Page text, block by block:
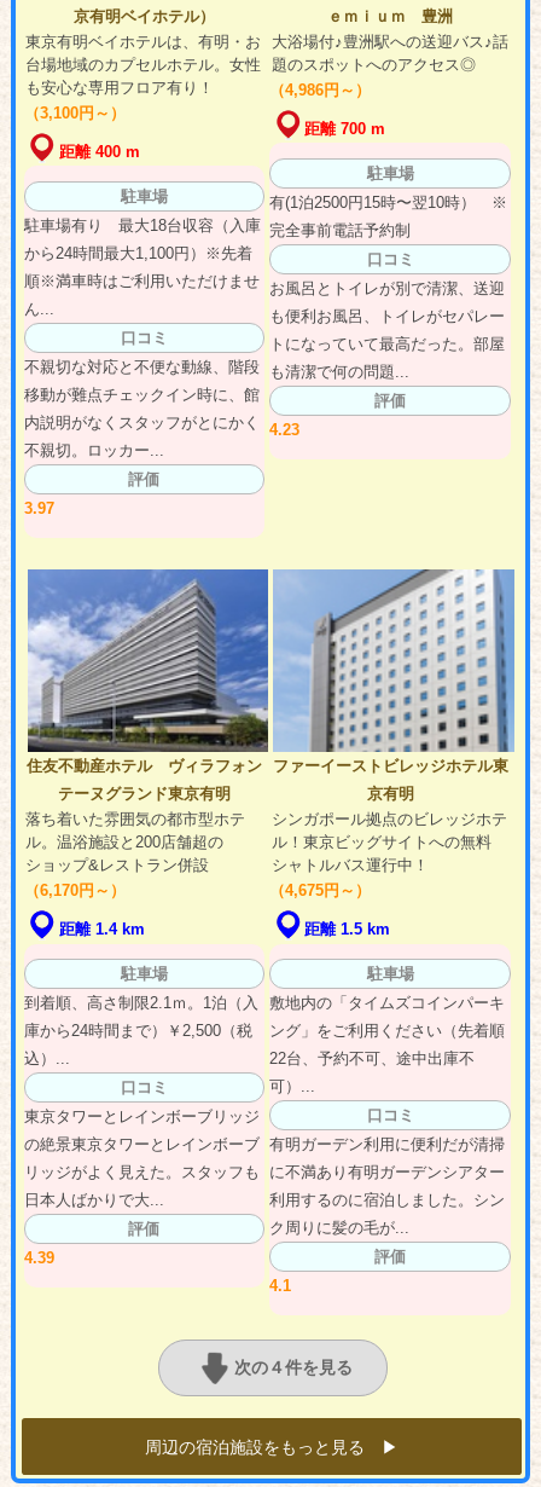
京有明ベイホテル）
東京有明ベイホテルは、有明・お
台場地域のカプセルホテル。女性
も安心な専用フロア有り！
（3,100円～）
距離 400 m
駐車場
駐車場有り 最大18台収容（入庫
から24時間最大1,100円）※先着
順※満車時はご利用いただけませ
ん...
口コミ
不親切な対応と不便な動線、階段
移動が難点チェックイン時に、館
内説明がなくスタッフがとにかく
不親切。ロッカー...
評価
3.97
ｅｍｉｕｍ 豊洲
大浴場付♪豊洲駅への送迎バス♪話
題のスポットへのアクセス◎
（4,986円～）
距離 700 m
駐車場
有(1泊2500円15時〜翌10時） ※
完全事前電話予約制
口コミ
お風呂とトイレが別で清潔、送迎
も便利お風呂、トイレがセパレー
トになっていて最高だった。部屋
も清潔で何の問題...
評価
4.23
住友不動産ホテル ヴィラフォン
テーヌグランド東京有明
落ち着いた雰囲気の都市型ホテ
ル。温浴施設と200店舗超の
ショップ&レストラン併設
（6,170円～）
距離 1.4 km
駐車場
到着順、高さ制限2.1ｍ。1泊（入
庫から24時間まで）￥2,500（税
込）...
口コミ
東京タワーとレインボーブリッジ
の絶景東京タワーとレインボーブ
リッジがよく見えた。スタッフも
日本人ばかりで大...
評価
4.39
ファーイーストビレッジホテル東
京有明
シンガポール拠点のビレッジホテ
ル！東京ビッグサイトへの無料
シャトルバス運行中！
（4,675円～）
距離 1.5 km
駐車場
敷地内の「タイムズコインパーキ
ング」をご利用ください（先着順
22台、予約不可、途中出庫不
可）...
口コミ
有明ガーデン利用に便利だが清掃
に不満あり有明ガーデンシアター
利用するのに宿泊しました。シン
ク周りに髪の毛が...
評価
4.1
次の４件を見る
周辺の宿泊施設をもっと見る ▶︎